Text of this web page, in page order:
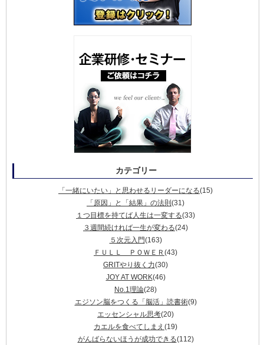
カテゴリー
「一緒にいたい」と思わせるリーダーになる(15)
「原因」と「結果」の法則 (31)
１つ目標を持てば人生は一変する(33)
３週間続ければ一生が変わる(24)
５次元入門(163)
ＦＵＬＬ ＰＯＷＥＲ (43)
GRITやり抜く力(30)
JOY AT WORK(46)
No.1理論(28)
エジソン脳をつくる「脳活」読書術(9)
エッセンシャル思考(20)
カエルを食べてしまえ (19)
がんばらないほうが成功できる(112)